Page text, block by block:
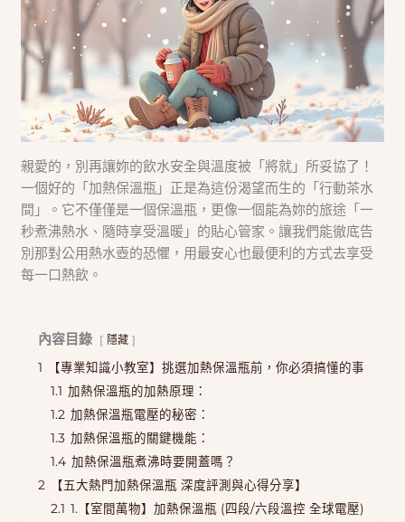
親愛的，別再讓妳的飲水安全與溫度被「將就」所妥協了！
一個好的「加熱保溫瓶」正是為這份渴望而生的「行動茶水
間」。它不僅僅是一個保溫瓶，更像一個能為妳的旅途「一
秒煮沸熱水、隨時享受溫暖」的貼心管家。讓我們能徹底告
別那對公用熱水壺的恐懼，用最安心也最便利的方式去享受
每一口熱飲。
內容目錄 隱藏
1
【專業知識小教室】挑選加熱保溫瓶前，你必須搞懂的事
1.1 加熱保溫瓶的加熱原理：
1.2 加熱保溫瓶電壓的秘密：
1.3 加熱保溫瓶的關鍵機能：
1.4 加熱保溫瓶煮沸時要開蓋嗎？
2
【五大熱門加熱保溫瓶 深度評測與心得分享】
2.1 1.【室間萬物】加熱保溫瓶 (四段/六段溫控 全球電壓)